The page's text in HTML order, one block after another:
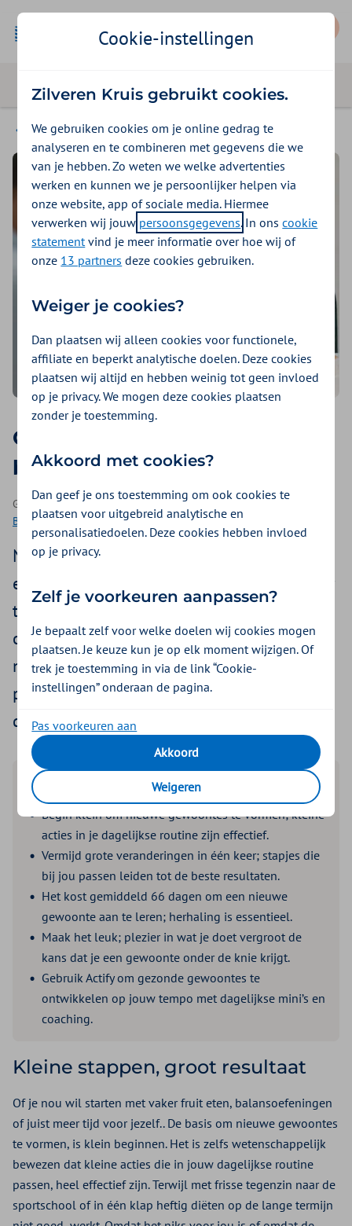
Bewegen
Gewoontevorming voor
beginners
Geplaatst op 22 januari 2024 | Een artikel als onderdeel van
Bewegen| 2 - 4 minuten lezen
Nu begin ik echt! We beginnen vaak
enthousiast aan onze plannen om gezonder
te leven, maar uiteindelijk is het toch lastig
om een nieuwe gewoonte écht eigen te
maken. Je leest hier hoe gewoontevorming
precies werkt en hoe jij jouw gezonde
dromen uit laat komen.
Lees de samenvatting
Begin klein om nieuwe gewoontes te vormen; kleine
acties in je dagelijkse routine zijn effectief.
Vermijd grote veranderingen in één keer; stapjes die
bij jou passen leiden tot de beste resultaten.
Het kost gemiddeld 66 dagen om een nieuwe
gewoonte aan te leren; herhaling is essentieel.
Maak het leuk; plezier in wat je doet vergroot de
kans dat je een gewoonte onder de knie krijgt.
Gebruik Actify om gezonde gewoontes te
ontwikkelen op jouw tempo met dagelijkse mini’s en
coaching.
Kleine stappen, groot resultaat
Of je nou wil starten met vaker fruit eten, balansoefeningen
of juist meer tijd voor jezelf.. De basis om nieuwe gewoontes
te vormen, is klein beginnen. Het is zelfs wetenschappelijk
bewezen dat kleine acties die in jouw dagelijkse routine
passen, heel effectief zijn. Terwijl met frisse tegenzin naar de
sportschool of in één klap heftig diëten op de lange termijn
Cookie-instellingen
Zilveren Kruis gebruikt cookies.
We gebruiken cookies om je online gedrag te
analyseren en te combineren met gegevens die we
van je hebben. Zo weten we welke advertenties
werken en kunnen we je persoonlijker helpen via
onze website, app of sociale media. Hiermee
verwerken wij jouw persoonsgegevens. In onscookie
statementvind je meer informatie over hoe wij of
onze 13 partners deze cookies gebruiken.
Weiger je cookies?
Dan plaatsen wij alleen cookies voor functionele,
affiliate en beperkt analytische doelen. Deze cookies
plaatsen wij altijd en hebben weinig tot geen invloed
op je privacy. We mogen deze cookies plaatsen
zonder je toestemming.
Akkoord met cookies?
Dan geef je ons toestemming om ook cookies te
plaatsen voor uitgebreid analytische en
personalisatiedoelen. Deze cookies hebben invloed
op je privacy.
Zelf je voorkeuren aanpassen?
Je bepaalt zelf voor welke doelen wij cookies mogen
plaatsen. Je keuze kun je op elk moment wijzigen. Of
trek je toestemming in via de link “Cookie-
instellingen” onderaan de pagina.
Pas voorkeuren aan
Akkoord
Weigeren